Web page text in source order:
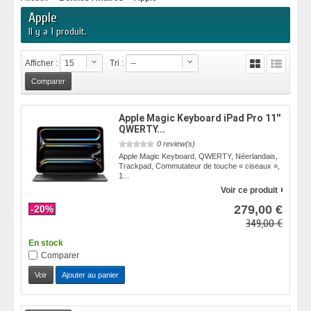
Apple
Il y a 1 produit.
Afficher : 15 Tri : --
Apple Magic Keyboard iPad Pro 11''
QWERTY...
0 review(s)
Apple Magic Keyboard, QWERTY, Néerlandais,
Trackpad, Commutateur de touche « ciseaux »,
1...
Voir ce produit
-20% 279,00 €
349,00 €
En stock
Comparer
Voir Ajouter au panier